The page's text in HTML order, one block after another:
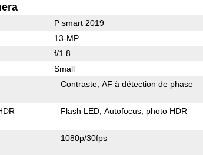
P smart 2019
13-MP
f/1.8
Small
Contraste AF à détection de phase
Flash LED Autofocus photo HDR
1080p/30fps